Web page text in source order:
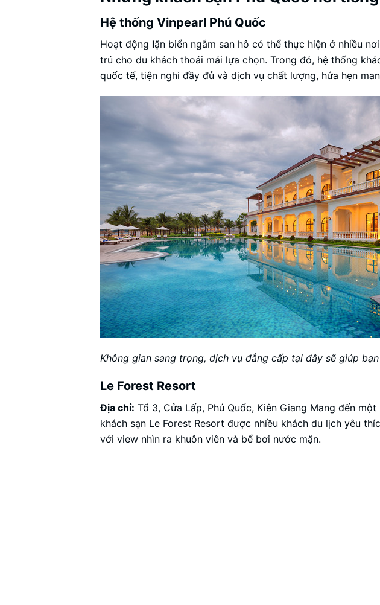
Hệ thống Vinpearl Phú Quốc
Hoạt động lặn biển ngắm san hô có thể thực hiện ở nhiều
trú cho du khách thoải mái lựa chọn. Trong đó, hệ thống
quốc tế, tiện nghi đầy đủ và dịch vụ chất lượng, hứa hẹn
Không gian sang trọng, dịch vụ đẳng cấp tại đây sẽ giúp
Le Forest Resort
Địa chỉ: Tổ 3, Cửa Lấp, Phú Quốc, Kiên Giang Mang đến
khách sạn Le Forest Resort được nhiều khách du lịch yêu
với view nhìn ra khuôn viên và bể bơi nước mặn.